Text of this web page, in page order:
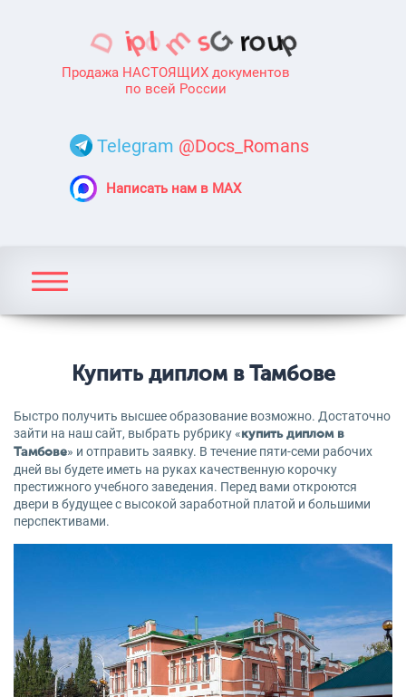
Продажа НАСТОЯЩИХ документов
по всей России
Telegram @Docs_Romans
Написать нам в MAX
Купить диплом в Тамбове
Быстро получить высшее образование возможно. Достаточно
зайти на наш сайт, выбрать рубрику «купить диплом в
Тамбове» и отправить заявку. В течение пяти-семи рабочих
дней вы будете иметь на руках качественную корочку
престижного учебного заведения. Перед вами откроются
двери в будущее с высокой заработной платой и большими
перспективами.